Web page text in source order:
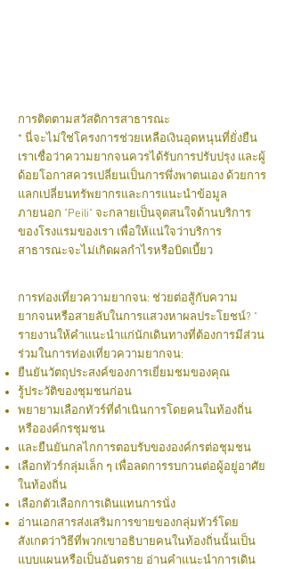
การติดตามสวัสดิการสาธารณะ
* นี่จะไม่ใช่โครงการช่วยเหลือเงินอุดหนุนที่ยั่งยืน
เราเชื่อว่าความยากจนควรได้รับการปรับปรุง และผู้
ด้อยโอกาสควรเปลี่ยนเป็นการพึ่งพาตนเอง ด้วยการ
แลกเปลี่ยนทรัพยากรและการแนะนำข้อมูล
ภายนอก "Peili" จะกลายเป็นจุดสนใจด้านบริการ
ของโรงแรมของเรา เพื่อให้แน่ใจว่าบริการ
สาธารณะจะไม่เกิดผลกำไรหรือบิดเบี้ยว
การท่องเที่ยวความยากจน: ช่วยต่อสู้กับความ
ยากจนหรือสายลับในการแสวงหาผลประโยชน์? "
รายงานให้คำแนะนำแก่นักเดินทางที่ต้องการมีส่วน
ร่วมในการท่องเที่ยวความยากจน:
ยืนยันวัตถุประสงค์ของการเยี่ยมชมของคุณ
รู้ประวัติของชุมชนก่อน
พยายามเลือกทัวร์ที่ดำเนินการโดยคนในท้องถิ่น
หรือองค์กรชุมชน
และยืนยันกลไกการตอบรับขององค์กรต่อชุมชน
เลือกทัวร์กลุ่มเล็ก ๆ เพื่อลดการรบกวนต่อผู้อยู่อาศัย
ในท้องถิ่น
เลือกตัวเลือกการเดินแทนการนั่ง
อ่านเอกสารส่งเสริมการขายของกลุ่มทัวร์โดย
สังเกตว่าวิธีที่พวกเขาอธิบายคนในท้องถิ่นนั้นเป็น
แบบแผนหรือเป็นอันตราย อ่านคำแนะนำการเดิน